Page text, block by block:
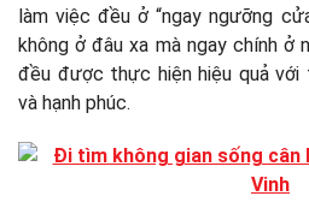
làm việc đều ở “ngay ngưỡng
không ở đâu xa mà ngay chính ở
đều được thực hiện hiệu quả
và hạnh phúc.